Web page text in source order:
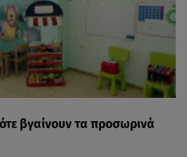
βγαίνουν τα προσωρινά